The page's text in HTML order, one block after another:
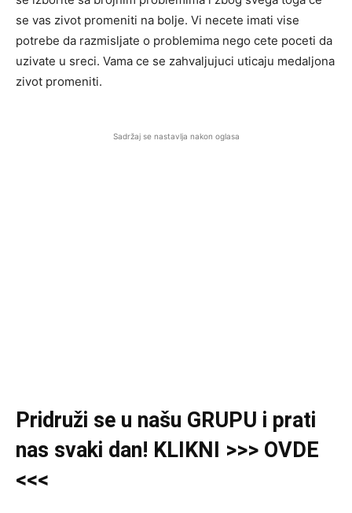
se vas zivot promeniti na bolje. Vi necete imati vise
potrebe da razmisljate o problemima nego cete poceti da
uzivate u sreci. Vama ce se zahvaljujuci uticaju medaljona
zivot promeniti.
Sadržaj se nastavlja nakon oglasa
Pridruži se u našu GRUPU i prati
nas svaki dan! KLIKNI >>> OVDE
<<<